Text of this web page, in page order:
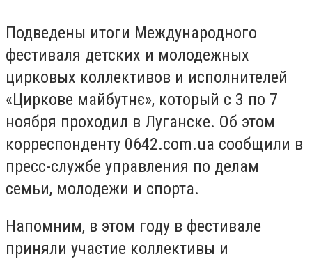
Подведены итоги Международного
фестиваля детских и молодежных
цирковых коллективов и исполнителей
«Циркове майбутнє», который с 3 по 7
ноября проходил в Луганске. Об этом
корреспонденту 0642.com.ua сообщили в
пресс-службе управления по делам
семьи, молодежи и спорта.
Напомним, в этом году в фестивале
приняли участие коллективы и